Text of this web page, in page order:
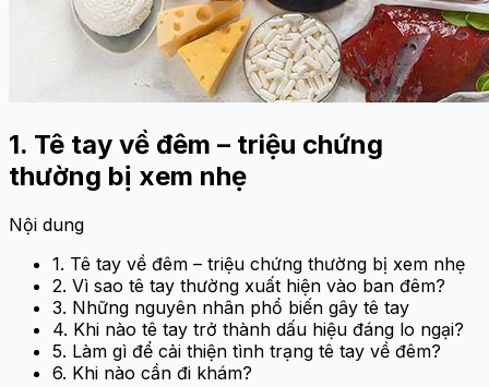
1. Tê tay về đêm – triệu chứng
thường bị xem nhẹ
Nội dung
1. Tê tay về đêm – triệu chứng thường bị xem nhẹ
2. Vì sao tê tay thường xuất hiện vào ban đêm?
3. Những nguyên nhân phổ biến gây tê tay
4. Khi nào tê tay trở thành dấu hiệu đáng lo ngại?
5. Làm gì để cải thiện tình trạng tê tay về đêm?
6. Khi nào cần đi khám?